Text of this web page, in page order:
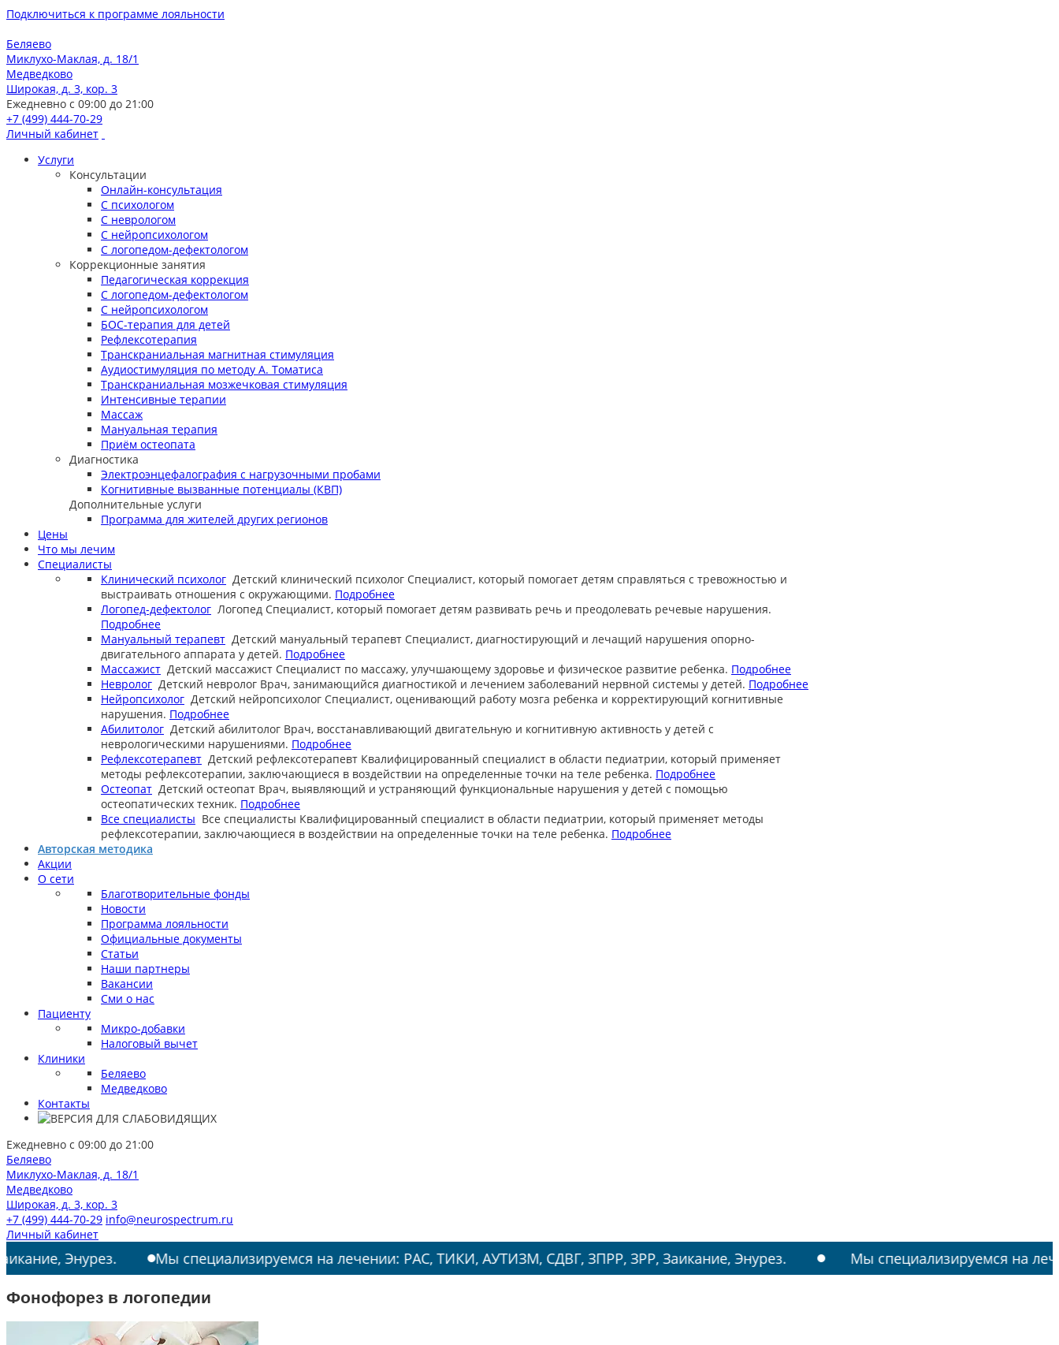
Подключиться к программе лояльности
Беляево
Миклухо-Маклая, д. 18/1
Медведково
Широкая, д. 3, кор. 3
Ежедневно с 09:00 до 21:00
+7 (499) 444-70-29
Личный кабинет
Услуги
Консультации
Онлайн-консультация
С психологом
С неврологом
С нейропсихологом
С логопедом-дефектологом
Коррекционные занятия
Педагогическая коррекция
С логопедом-дефектологом
С нейропсихологом
БОС-терапия для детей
Рефлексотерапия
Транскраниальная магнитная стимуляция
Аудиостимуляция по методу А. Томатиса
Транскраниальная мозжечковая стимуляция
Интенсивные терапии
Массаж
Мануальная терапия
Приём остеопата
Диагностика
Электроэнцефалография с нагрузочными пробами
Когнитивные вызванные потенциалы (КВП)
Дополнительные услуги
Программа для жителей других регионов
Цены
Что мы лечим
Специалисты
Клинический психолог Детский клинический психолог Специалист, который помогает детям справляться с тревожностью и
выстраивать отношения с окружающими. Подробнее
Логопед-дефектолог Логопед Специалист, который помогает детям развивать речь и преодолевать речевые нарушения.
Подробнее
Мануальный терапевт Детский мануальный терапевт Специалист, диагностирующий и лечащий нарушения опорно-
двигательного аппарата у детей. Подробнее
Массажист Детский массажист Специалист по массажу, улучшающему здоровье и физическое развитие ребенка. Подробнее
Невролог Детский невролог Врач, занимающийся диагностикой и лечением заболеваний нервной системы у детей. Подробнее
Нейропсихолог Детский нейропсихолог Специалист, оценивающий работу мозга ребенка и корректирующий когнитивные
нарушения. Подробнее
Абилитолог Детский абилитолог Врач, восстанавливающий двигательную и когнитивную активность у детей с
неврологическими нарушениями. Подробнее
Рефлексотерапевт Детский рефлексотерапевт Квалифицированный специалист в области педиатрии, который применяет
методы рефлексотерапии, заключающиеся в воздействии на определенные точки на теле ребенка. Подробнее
Остеопат Детский остеопат Врач, выявляющий и устраняющий функциональные нарушения у детей с помощью
остеопатических техник. Подробнее
Все специалисты Все специалисты Квалифицированный специалист в области педиатрии, который применяет методы
рефлексотерапии, заключающиеся в воздействии на определенные точки на теле ребенка. Подробнее
Авторская методика
Акции
О сети
Благотворительные фонды
Новости
Программа лояльности
Официальные документы
Статьи
Наши партнеры
Вакансии
Сми о нас
Пациенту
Микро-добавки
Налоговый вычет
Клиники
Беляево
Медведково
Контакты
Ежедневно с 09:00 до 21:00
Беляево
Миклухо-Маклая, д. 18/1
Медведково
Широкая, д. 3, кор. 3
+7 (499) 444-70-29 info@neurospectrum.ru
Личный кабинет
Мы специализируемся на лечении: РАС, ТИКИ, АУТИЗМ, СДВГ, ЗПРР, ЗРР, Заикание, Энурез. Мы специализируемся на лечении:
Фонофорез в логопедии